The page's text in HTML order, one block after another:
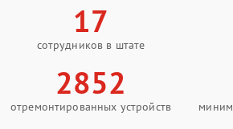
17
сотрудников в штате
2852
отремонтированных устройств